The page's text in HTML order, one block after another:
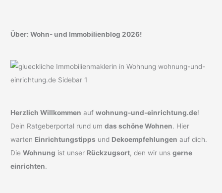
Über: Wohn- und Immobilienblog 2026!
Herzlich Willkommen aufwohnung-und-einrichtung.de!
Dein Ratgeberportal rund umdas schöne Wohnen. Hier
warten Einrichtungstipps und Dekoempfehlungen auf dich.
DieWohnung ist unser Rückzugsort, den wir unsgerne
einrichten.